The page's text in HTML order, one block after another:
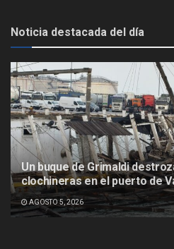
Noticia destacada del día
Un buque de Grimaldi
clochineras en el puerto de
AGOSTO 5, 2026